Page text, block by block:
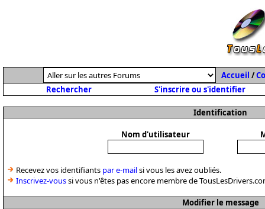
Accueil /
Rechercher
S'inscrire ou s'identifier
Identification
Nom d'utilisateur
Recevez vos identifiants par e-mailsi vous les avez oubliés.
Inscrivez-voussi vous n'êtes pas encore membre de
Modifier le message